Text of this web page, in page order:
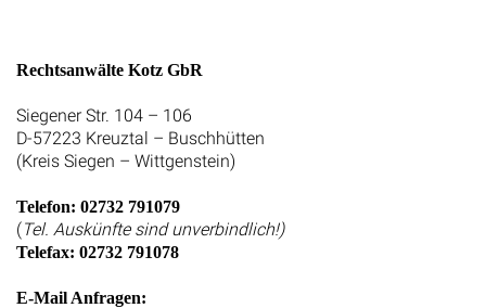
Rechtsanwälte Kotz GbR
Siegener Str. 104 – 106
D-57223 Kreuztal – Buschhütten
(Kreis Siegen – Wittgenstein)
Telefon: 02732 791079
(Tel. Auskünfte sind unverbindlich!)
Telefax: 02732 791078
E-Mail Anfragen: